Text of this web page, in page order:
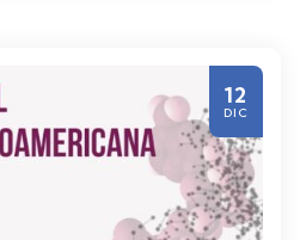
12
DIC